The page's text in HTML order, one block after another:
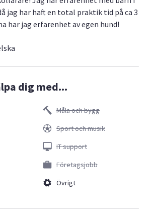
jag har haft en total praktik tid på ca 3
har jag erfarenhet av egen hund!
dig med...
Måla och bygg
Sport och musik
IT support
Företagsjobb
Övrigt